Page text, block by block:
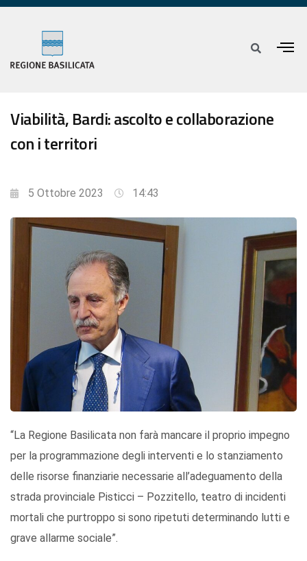
Viabilità, Bardi: ascolto e collaborazione
con i territori
5 Ottobre 2023 14:43
“La Regione Basilicata non farà mancare il proprio impegno
per la programmazione degli interventi e lo stanziamento
delle risorse finanziarie necessarie all’adeguamento della
strada provinciale Pisticci – Pozzitello, teatro di incidenti
mortali che purtroppo si sono ripetuti determinando lutti e
grave allarme sociale”.